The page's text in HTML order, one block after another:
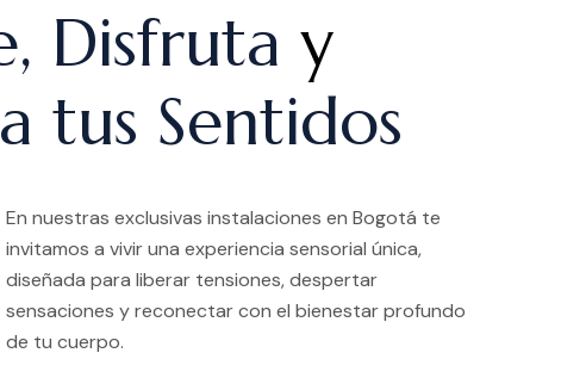
Disfruta y
tus Sentidos
En nuestras exclusivas instalaciones en Bogotá te
invitamos a vivir una experiencia sensorial única,
diseñada para liberar tensiones, despertar
sensaciones y reconectar con el bienestar profundo
de tu cuerpo.